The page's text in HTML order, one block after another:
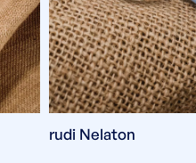
rudi Nelaton